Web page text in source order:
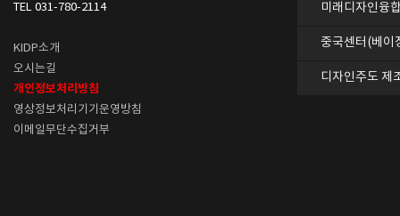
TEL 031-780-2114
KIDP소개
오시는길
개인정보처리방침
영상정보처리기기운영방침
이메일무단수집거부
미래디자인융
중국센터(베이
디자인주도 제